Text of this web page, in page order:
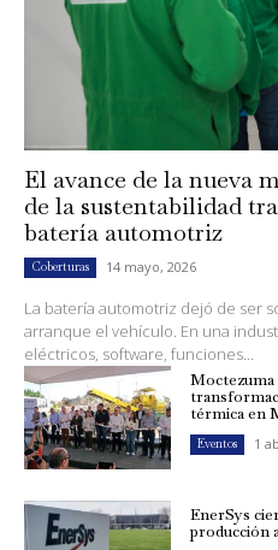
El avance de la nueva
de la sustentabilidad
batería automotriz
Coberturas 14 mayo, 2026
La batería automotriz dejó de ser
arranque el vehículo. En una
eléctricos, software, funciones...
Moctezuma
térmica en
Eventos 1
EnerSys
producción